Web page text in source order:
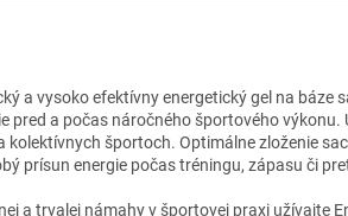
a vysoko efektívny energetický gel na báze
pred a počas náročného športového výkonu.
kolektívnych športoch. Optimálne zloženie
prísun energie počas tréningu, zápasu či
a trvalej námahy v športovej praxi užívajte